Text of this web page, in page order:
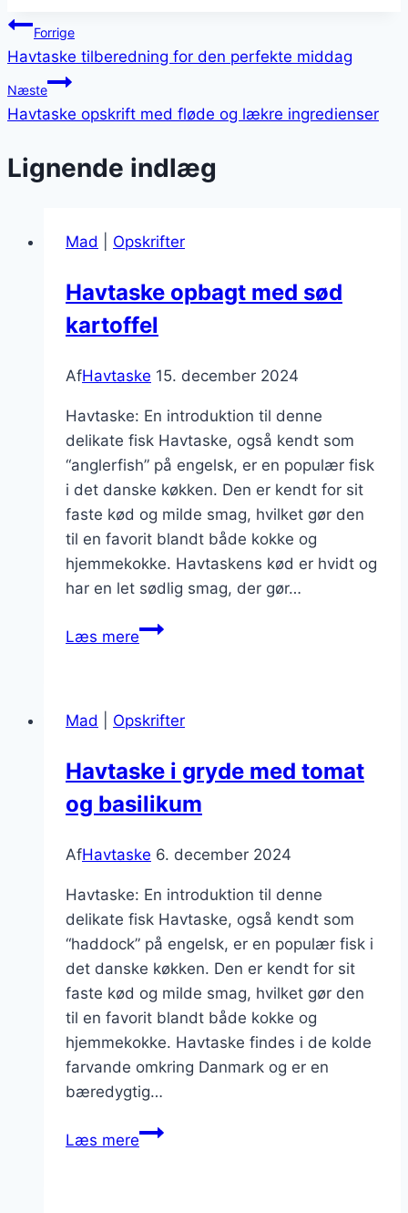
Indlægsnavigation
Forrige
Havtaske tilberedning for den perfekte middag
Næste
Havtaske opskrift med fløde og lækre ingredienser
Lignende indlæg
Mad Opskrifter
Havtaske opbagt med sød
kartoffel
AfHavtaske 15. december 2024
Havtaske: En introduktion til denne
delikate fisk Havtaske, også kendt som
“anglerfish” på engelsk, er en populær fisk
i det danske køkken. Den er kendt for sit
faste kød og milde smag, hvilket gør den
til en favorit blandt både kokke og
hjemmekokke. Havtaskens kød er hvidt og
har en let sødlig smag, der gør…
Læs mereHavtaske
kartoffel
Mad Opskrifter
Havtaske i gryde med tomat
og basilikum
AfHavtaske 6. december 2024
Havtaske: En introduktion til denne
delikate fisk Havtaske, også kendt som
“haddock” på engelsk, er en populær fisk i
det danske køkken. Den er kendt for sit
faste kød og milde smag, hvilket gør den
til en favorit blandt både kokke og
hjemmekokke. Havtaske findes i de kolde
farvande omkring Danmark og er en
bæredygtig…
Læs mereHavtaske